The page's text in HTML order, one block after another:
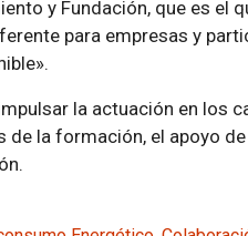
y Fundación, que es el
para empresas y
la actuación en los
de la formación, el apoyo